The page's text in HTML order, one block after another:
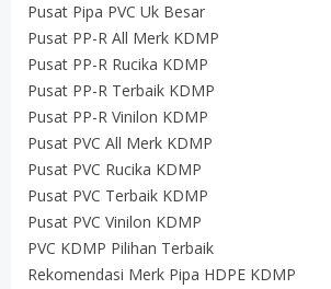
Pusat Pipa PVC Uk Besar
Pusat PP-R All Merk KDMP
Pusat PP-R Rucika KDMP
Pusat PP-R Terbaik KDMP
Pusat PP-R Vinilon KDMP
Pusat PVC All Merk KDMP
Pusat PVC Rucika KDMP
Pusat PVC Terbaik KDMP
Pusat PVC Vinilon KDMP
PVC KDMP Pilihan Terbaik
Rekomendasi Merk Pipa HDPE KDMP